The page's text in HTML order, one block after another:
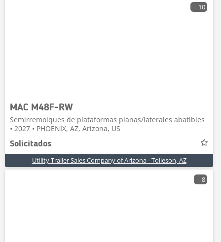
10
MAC M48F-RW
Semirremolques de plataformas planas/laterales abatibles
• 2027 • PHOENIX, AZ, Arizona, US
Solicitados
Utility Trailer Sales Company of Arizona - Tolleson, AZ
8